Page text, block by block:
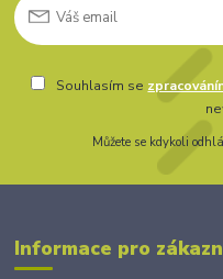
Souhlasím se
Můžete se kdykoli
Informace pro